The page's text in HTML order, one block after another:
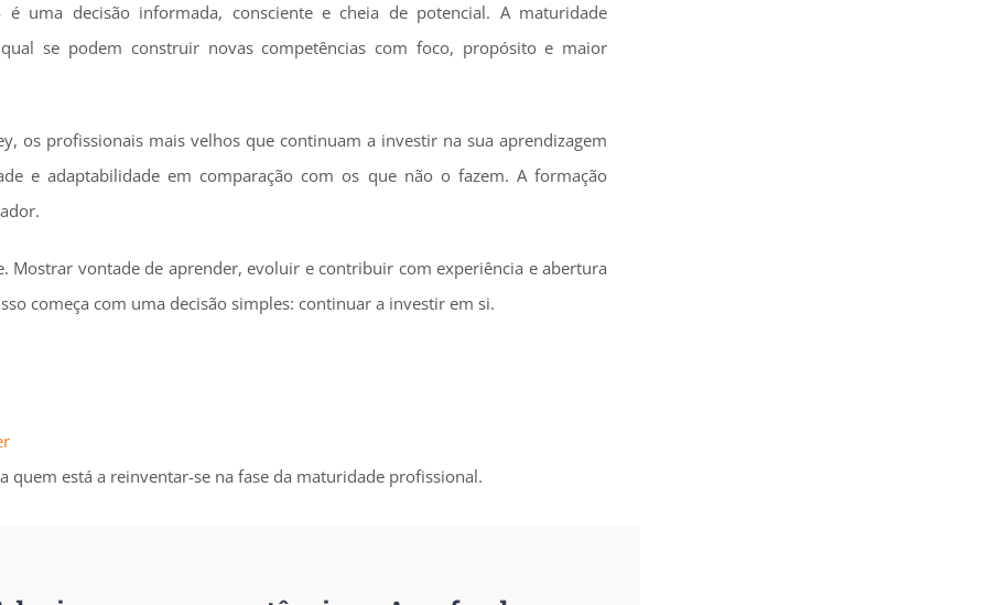
uma decisão informada, consciente e cheia de potencial. A maturidade
se podem construir novas competências com foco, propósito e maior
os profissionais mais velhos que continuam a investir na sua aprendizagem
e adaptabilidade em comparação com os que não o fazem. A formação
Mostrar vontade de aprender, evoluir e contribuir com experiência e abertura
começa com uma decisão simples: continuar a investir em si.
quem está a reinventar-se na fase da maturidade profissional.